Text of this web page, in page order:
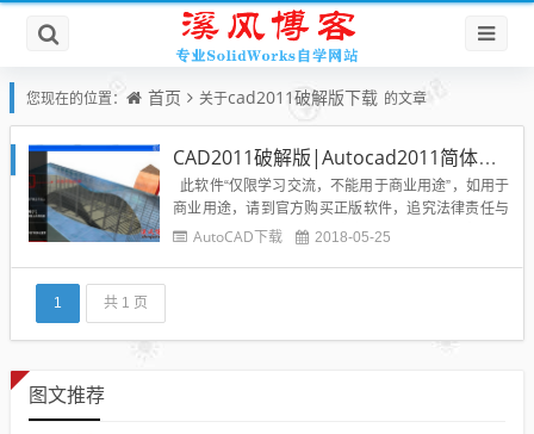
您现在的位置： 首页 关于cad2011破解版下载 的文章
CAD2011破解版|Autocad2011简体中文版32位64位下载含注册机
此软件“仅限学习交流，不能用于商业用途”，如用于
商业用途，请到官方购买正版软件，追究法律责任与
本站无关。CAD2011官方中文版软件具有如下特点：
AutoCAD下载 2018-05-25
1 共 1 页
图文推荐